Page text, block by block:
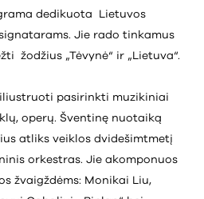
dedikuota Lietuvos
Jie rado tinkamus
žodžius „Tėvynė“ ir „Lietuva“.
pasirinkti muzikiniai
operų. Šventinę nuotaiką
atliks veiklos dvidešimtmetį
orkestras. Jie akomponuos
žvaigždėms: Monikai Liu,